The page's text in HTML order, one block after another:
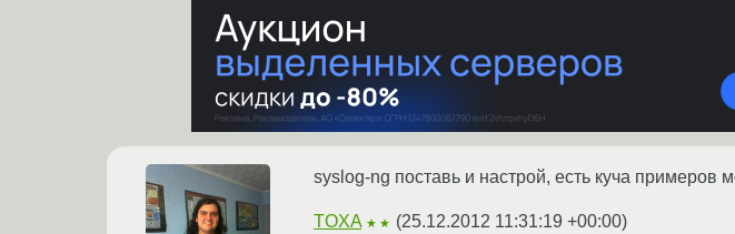
syslog-ng поставь и настрой, есть куча примеров
TOXA ★★ (25.12.2012 11:31:19 +00:00)